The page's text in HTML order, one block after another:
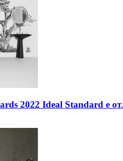
2022 Ideal Standard е